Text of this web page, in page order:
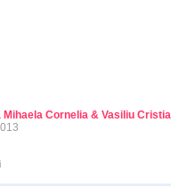
Mihaela Cornelia & Vasiliu